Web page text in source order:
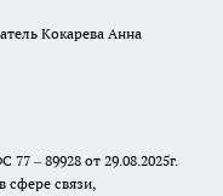
Кокарева Анна
– 89928 от 29.08.2025г.
сфере связи,